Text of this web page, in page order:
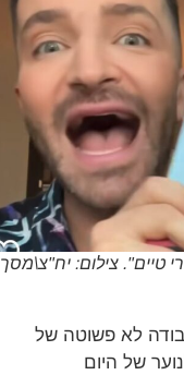
צילום: יח"צ\מסך
לא פשוטה של
היום